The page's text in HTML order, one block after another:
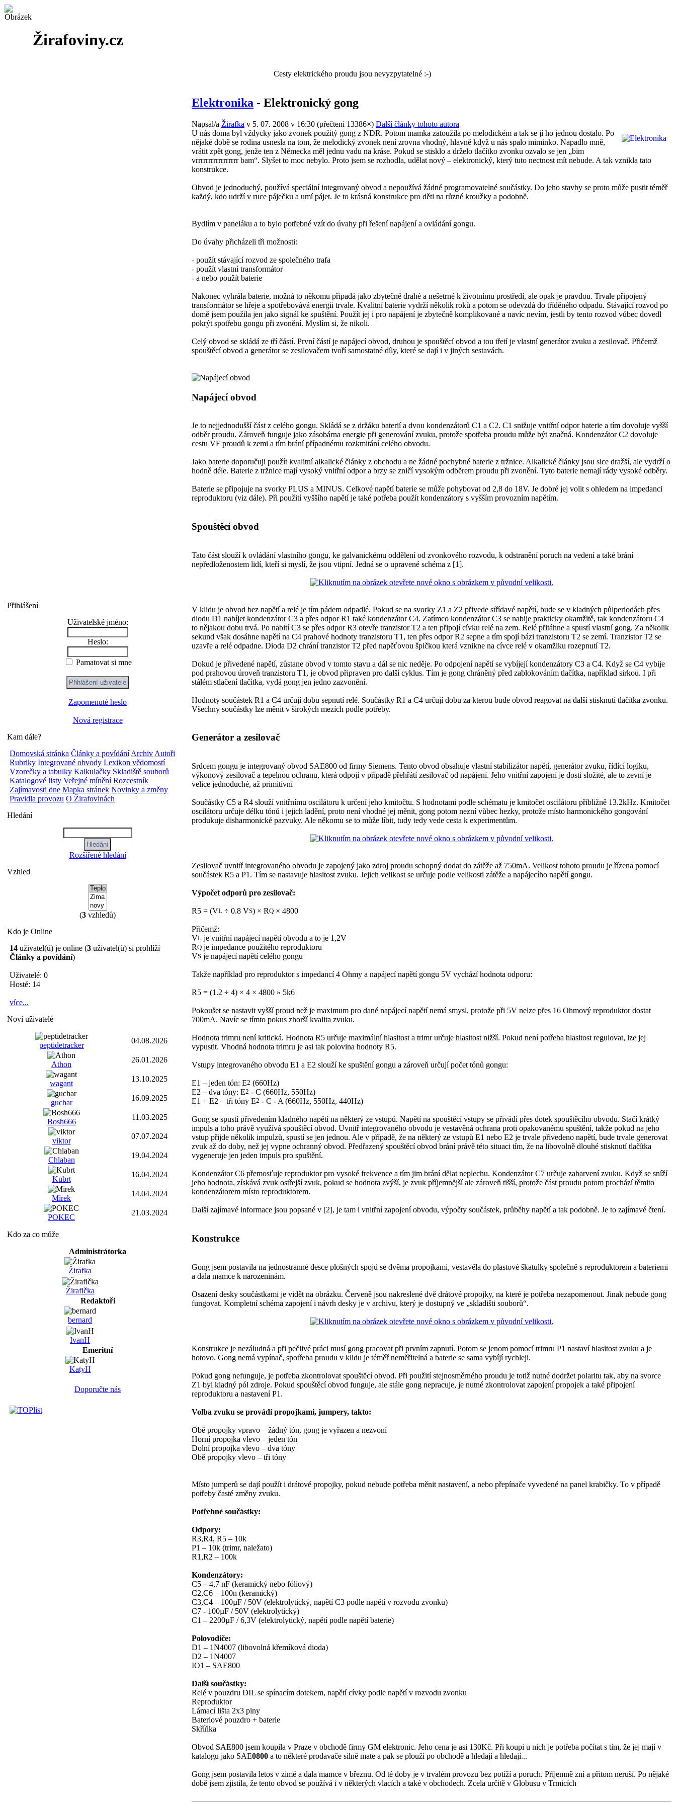
Žirafoviny.cz
Cesty elektrického proudu jsou nevyzpytatelné :-)
Přihlášení
Uživatelské jméno:
Heslo:
Pamatovat si mne
Zapomenuté heslo
Nová registrace
Kam dále?
Domovská stránka Články a povídání Archiv Autoři
Rubriky Integrované obvody Lexikon vědomostí
Vzorečky a tabulky Kalkulačky Skladiště souborů
Katalogové listy Veřejné mínění Rozcestník
Zajímavosti dne Mapka stránek Novinky a změny
Pravidla provozu O Žirafovinách
Hledání
Rozšířené hledání
Vzhled
(3 vzhledů)
Kdo je Online
14 uživatel(ů) je online (3 uživatel(ů) si prohlíží
Články a povídání)
Uživatelé: 0
Hosté: 14
více...
Noví uživatelé
peptidetracker
04.08.2026
Athon
26.01.2026
wagant
13.10.2025
guchar
16.09.2025
Bosh666
11.03.2025
viktor
07.07.2024
Chlaban
19.04.2024
Kubrt
16.04.2024
Mirek
14.04.2024
POKEC
21.03.2024
Kdo za co může
Administrátorka
Žirafka
Žirafička
Redaktoři
bernard
IvanH
Emeritní
KatyH
Doporučte nás
Elektronika - Elektronický gong
Napsal/a Žirafka v 5. 07. 2008 v 16:30 (přečtení 13386×) Další články tohoto autora
U nás doma byl vždycky jako zvonek použitý gong z NDR. Potom mamka zatoužila po melodickém a tak se jí ho jednou dostalo. Po
nějaké době se rodina usnesla na tom, že melodický zvonek není zrovna vhodný, hlavně když u nás spalo miminko. Napadlo mně,
vrátit zpět gong, jenže ten z Německa měl jednu vadu na kráse. Pokud se stisklo a drželo tlačítko zvonku ozvalo se jen „bim
vrrrrrrrrrrrrrrrrr bam“. Slyšet to moc nebylo. Proto jsem se rozhodla, udělat nový – elektronický, který tuto nectnost mít nebude. A tak vznikla tato
konstrukce.
Obvod je jednoduchý, používá speciální integrovaný obvod a nepoužívá žádné programovatelné součástky. Do jeho stavby se proto může pustit téměř
každý, kdo udrží v ruce páječku a umí pájet. Je to krásná konstrukce pro děti na různé kroužky a podobně.
Bydlím v paneláku a to bylo potřebné vzít do úvahy při řešení napájení a ovládání gongu.
Do úvahy přicházeli tři možnosti:
- použít stávající rozvod ze společného trafa
- použít vlastní transformátor
- a nebo použít baterie
Nakonec vyhrála baterie, možná to někomu připadá jako zbytečně drahé a nešetrné k životnímu prostředí, ale opak je pravdou. Trvale připojený
transformátor se hřeje a spotřebovává energii trvale. Kvalitní baterie vydrží několik roků a potom se odevzdá do tříděného odpadu. Stávající rozvod po
domě jsem použila jen jako signál ke spuštění. Použít jej i pro napájení je zbytečně komplikované a navíc nevím, jestli by tento rozvod vůbec dovedl
pokrýt spotřebu gongu při zvonění. Myslím si, že nikoli.
Celý obvod se skládá ze tří částí. První částí je napájecí obvod, druhou je spouštěcí obvod a tou třetí je vlastní generátor zvuku a zesilovač. Přičemž
spouštěcí obvod a generátor se zesilovačem tvoří samostatné díly, které se dají i v jiných sestavách.
Napájecí obvod
Je to nejjednodušší část z celého gongu. Skládá se z držáku baterií a dvou kondenzátorů C1 a C2. C1 snižuje vnitřní odpor baterie a tím dovoluje vyšší
odběr proudu. Zároveň funguje jako zásobárna energie při generování zvuku, protože spotřeba proudu může být značná. Kondenzátor C2 dovoluje
cestu VF proudů k zemi a tím brání případnému rozkmitání celého obvodu.
Jako baterie doporučuji použít kvalitní alkalické články z obchodu a ne žádné pochybné baterie z tržnice. Alkalické články jsou sice dražší, ale vydrží o
hodně déle. Baterie z tržnice mají vysoký vnitřní odpor a brzy se zničí vysokým odběrem proudu při zvonění. Tyto baterie nemají rády vysoké odběry.
Baterie se připojuje na svorky PLUS a MINUS. Celkové napětí baterie se může pohybovat od 2,8 do 18V. Je dobré jej volit s ohledem na impedanci
reproduktoru (viz dále). Při použití vyššího napětí je také potřeba použít kondenzátory s vyšším provozním napětím.
Spouštěcí obvod
Tato část slouží k ovládání vlastního gongu, ke galvanickému oddělení od zvonkového rozvodu, k odstranění poruch na vedení a také brání
nepředloženostem lidí, kteří si myslí, že jsou vtipní. Jedná se o upravené schéma z [1].
V klidu je obvod bez napětí a relé je tím pádem odpadlé. Pokud se na svorky Z1 a Z2 přivede střídavé napětí, bude se v kladných půlperiodách přes
diodu D1 nabíjet kondenzátor C3 a přes odpor R1 také kondenzátor C4. Zatímco kondenzátor C3 se nabije prakticky okamžitě, tak kondenzátoru C4
to nějakou dobu trvá. Po nabití C3 se přes odpor R3 otevře tranzistor T2 a ten připojí cívku relé na zem. Relé přitáhne a spustí vlastní gong. Za několik
sekund však dosáhne napětí na C4 prahové hodnoty tranzistoru T1, ten přes odpor R2 sepne a tím spojí bázi tranzistoru T2 se zemí. Tranzistor T2 se
uzavře a relé odpadne. Dioda D2 chrání tranzistor T2 před napěťovou špičkou která vznikne na cívce relé v okamžiku rozepnutí T2.
Dokud je přivedené napětí, zůstane obvod v tomto stavu a dál se nic neděje. Po odpojení napětí se vybíjejí kondenzátory C3 a C4. Když se C4 vybije
pod prahovou úroveň tranzistoru T1, je obvod připraven pro další cyklus. Tím je gong chráněný před zablokováním tlačítka, například sirkou. I při
stálém stlačení tlačítka, vydá gong jen jedno zazvonění.
Hodnoty součástek R1 a C4 určují dobu sepnutí relé. Součástky R1 a C4 určují dobu za kterou bude obvod reagovat na další stisknutí tlačítka zvonku.
Všechny součástky lze měnit v širokých mezích podle potřeby.
Generátor a zesilovač
Srdcem gongu je integrovaný obvod SAE800 od firmy Siemens. Tento obvod obsahuje vlastní stabilizátor napětí, generátor zvuku, řídící logiku,
výkonový zesilovač a tepelnou ochranu, která odpojí v případě přehřátí zesilovač od napájení. Jeho vnitřní zapojení je dosti složité, ale to zevní je
velice jednoduché, až primitivní
Součástky C5 a R4 slouží vnitřnímu oscilátoru k určení jeho kmitočtu. S hodnotami podle schématu je kmitočet oscilátoru přibližně 13.2kHz. Kmitočet
oscilátoru určuje délku tónů i jejich ladění, proto není vhodné jej měnit, gong potom nezní vůbec hezky, protože místo harmonického gongování
produkuje disharmonické pazvuky. Ale někomu se to může líbit, tudy tedy vede cesta k experimentům.
Zesilovač uvnitř integrovaného obvodu je zapojený jako zdroj proudu schopný dodat do zátěže až 750mA. Velikost tohoto proudu je řízena pomocí
součástek R5 a P1. Tím se nastavuje hlasitost zvuku. Jejich velikost se určuje podle velikosti zátěže a napájecího napětí gongu.
Výpočet odporů pro zesilovač:
R5 = (VL ÷ 0.8 VS) × RQ × 4800
Přičemž:
VL je vnitřní napájecí napětí obvodu a to je 1,2V
RQ je impedance použitého reproduktoru
VS je napájecí napětí celého gongu
Takže například pro reproduktor s impedancí 4 Ohmy a napájecí napětí gongu 5V vychází hodnota odporu:
R5 = (1.2 ÷ 4) × 4 × 4800 » 5k6
Pokoušet se nastavit vyšší proud než je maximum pro dané napájecí napětí nemá smysl, protože při 5V nelze přes 16 Ohmový reproduktor dostat
700mA. Navíc se tímto pokus zhorší kvalita zvuku.
Hodnota trimru není kritická. Hodnota R5 určuje maximální hlasitost a trimr určuje hlasitost nižší. Pokud není potřeba hlasitost regulovat, lze jej
vypustit. Vhodná hodnota trimru je asi tak polovina hodnoty R5.
Vstupy integrovaného obvodu E1 a E2 slouží ke spuštění gongu a zároveň určují počet tónů gongu:
E1 – jeden tón: E2 (660Hz)
E2 – dva tóny: E2 - C (660Hz, 550Hz)
E1 + E2 – tři tóny E2 - C - A (660Hz, 550Hz, 440Hz)
Gong se spustí přivedením kladného napětí na některý ze vstupů. Napětí na spouštěcí vstupy se přivádí přes dotek spouštěcího obvodu. Stačí krátký
impuls a toho právě využívá spouštěcí obvod. Uvnitř integrovaného obvodu je vestavěná ochrana proti opakovanému spuštění, takže pokud na jeho
vstup přijde několik impulzů, spustí se jen jednou. Ale v případě, že na některý ze vstupů E1 nebo E2 je trvale přivedeno napětí, bude trvale generovat
zvuk až do doby, než jej vypne ochranný obvod. Předřazený spouštěcí obvod brání právě této situaci tím, že na libovolně dlouhé stisknutí tlačítka
vygeneruje jen jeden impuls pro spuštění.
Kondenzátor C6 přemosťuje reproduktor pro vysoké frekvence a tím jim brání dělat neplechu. Kondenzátor C7 určuje zabarvení zvuku. Když se sníží
jeho hodnota, získává zvuk ostřejší zvuk, pokud se hodnota zvýší, je zvuk příjemnější ale zároveň tišší, protože část proudu potom prochází těmito
kondenzátorem místo reproduktorem.
Další zajímavé informace jsou popsané v [2], je tam i vnitřní zapojení obvodu, výpočty součástek, průběhy napětí a tak podobně. Je to zajímavé čtení.
Konstrukce
Gong jsem postavila na jednostranné desce plošných spojů se dvěma propojkami, vestavěla do plastové škatulky společně s reproduktorem a bateriemi
a dala mamce k narozeninám.
Osazení desky součástkami je vidět na obrázku. Červeně jsou nakreslené dvě drátové propojky, na které je potřeba nezapomenout. Jinak nebude gong
fungovat. Kompletní schéma zapojení i návrh desky je v archivu, který je dostupný ve „skladišti souborů“.
Konstrukce je nezáludná a při pečlivé práci musí gong pracovat při prvním zapnutí. Potom se jenom pomocí trimru P1 nastaví hlasitost zvuku a je
hotovo. Gong nemá vypínač, spotřeba proudu v klidu je téměř neměřitelná a baterie se sama vybíjí rychleji.
Pokud gong nefunguje, je potřeba zkontrolovat spouštěcí obvod. Při použití stejnosměrného proudu je totiž nutné dodržet polaritu tak, aby na svorce
Z1 byl kladný pól zdroje. Pokud spouštěcí obvod funguje, ale stále gong nepracuje, je nutné zkontrolovat zapojení propojek a také připojení
reproduktoru a nastavení P1.
Volba zvuku se provádí propojkami, jumpery, takto:
Obě propojky vpravo – žádný tón, gong je vyřazen a nezvoní
Horní propojka vlevo – jeden tón
Dolní propojka vlevo – dva tóny
Obě propojky vlevo – tři tóny
Místo jumperů se dají použít i drátové propojky, pokud nebude potřeba měnit nastavení, a nebo přepínače vyvedené na panel krabičky. To v případě
potřeby časté změny zvuku.
Potřebné součástky:
Odpory:
R3,R4, R5 – 10k
P1 – 10k (trimr, naležato)
R1,R2 – 100k
Kondenzátory:
C5 – 4,7 nF (keramický nebo fóliový)
C2,C6 – 100n (keramický)
C3,C4 – 100µF / 50V (elektrolytický, napětí C3 podle napětí v rozvodu zvonku)
C7 - 100µF / 50V (elektrolytický)
C1 – 2200µF / 6,3V (elektrolytický, napětí podle napětí baterie)
Polovodiče:
D1 – 1N4007 (libovolná křemíková dioda)
D2 – 1N4007
IO1 – SAE800
Další součástky:
Relé v pouzdru DIL se spínacím dotekem, napětí cívky podle napětí v rozvodu zvonku
Reproduktor
Lámací lišta 2x3 piny
Bateriové pouzdro + baterie
Skříňka
Obvod SAE800 jsem koupila v Praze v obchodě firmy GM elektronic. Jeho cena je asi 130Kč. Při koupi u nich je potřeba počítat s tím, že jej mají v
katalogu jako SAE0800 a to některé prodavače silně mate a pak se plouží po obchodě a hledají a hledají...
Gong jsem postavila letos v zimě a dala mamce v březnu. Od té doby je v trvalém provozu bez potíží a poruch. Příjemně zní a přitom neruší. Po nějaké
době jsem zjistila, že tento obvod se používá i v některých vlacích a také v obchodech. Zcela určitě v Globusu v Trmicích